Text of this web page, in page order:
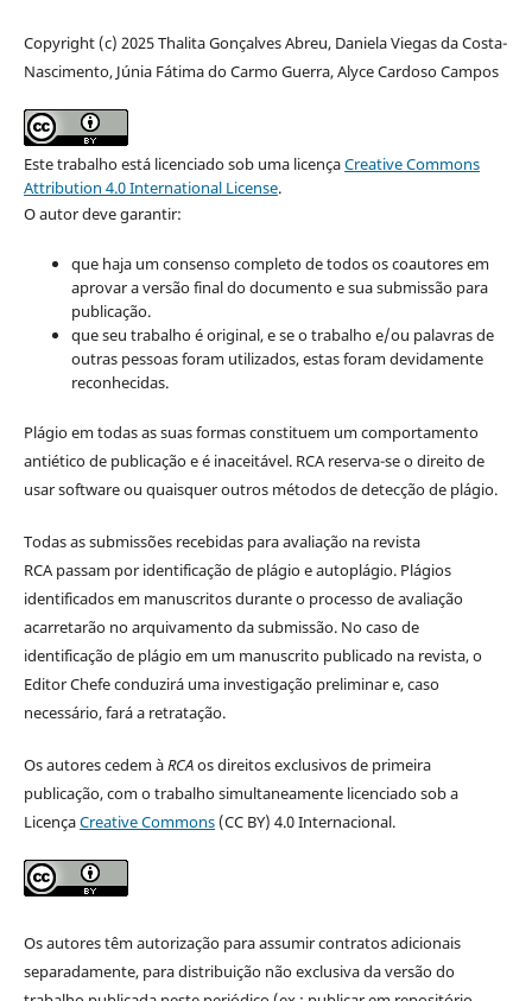
Copyright (c) 2025 Thalita Gonçalves Abreu, Daniela Viegas da Costa-
Nascimento, Júnia Fátima do Carmo Guerra, Alyce Cardoso Campos
Este trabalho está licenciado sob uma licençaCreative Commons
Attribution 4.0 International License.
O autor deve garantir:
que haja um consenso completo de todos os coautores em
aprovar a versão final do documento e sua submissão para
publicação.
que seu trabalho é original, e se o trabalho e/ou palavras de
outras pessoas foram utilizados, estas foram devidamente
reconhecidas.
Plágio em todas as suas formas constituem um comportamento
antiético de publicação e é inaceitável. RCA reserva-se o direito de
usar software ou quaisquer outros métodos de detecção de plágio.
Todas as submissões recebidas para avaliação na revista
RCA passam por identificação de plágio e autoplágio. Plágios
identificados em manuscritos durante o processo de avaliação
acarretarão no arquivamento da submissão. No caso de
identificação de plágio em um manuscrito publicado na revista, o
Editor Chefe conduzirá uma investigação preliminar e, caso
necessário, fará a retratação.
Os autores cedem àRCAos direitos exclusivos de primeira
publicação, com o trabalho simultaneamente licenciado sob a
LicençaCreative Commons(CC BY) 4.0 Internacional.
Os autores têm autorização para assumir contratos adicionais
separadamente, para distribuição não exclusiva da versão do